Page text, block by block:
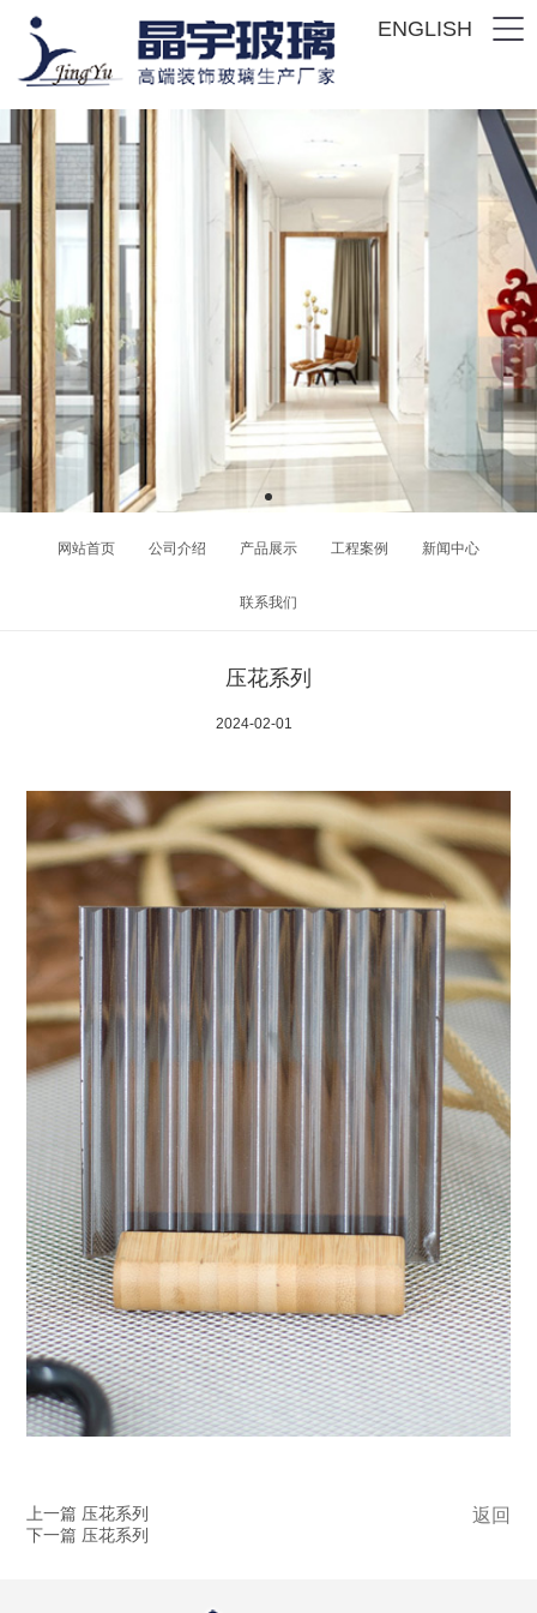
ENGLISH
网站首页 公司介绍 产品展示 工程案例 新闻中心
联系我们
压花系列
2024-02-01
返回
上一篇 压花系列
下一篇 压花系列